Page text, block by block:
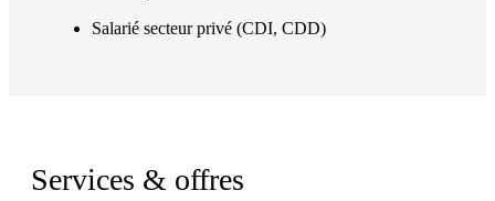
Salarié secteur privé (CDI, CDD)
Services & offres